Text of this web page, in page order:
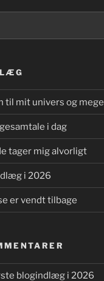
til mit univers og
i dag
tager mig alvorligt
i 2026
er vendt tilbage
blogindlæg i 2026